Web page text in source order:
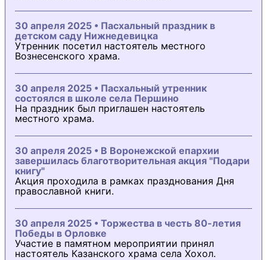
30 апреля 2025 • Пасхальный праздник в
детском саду Нижнедевицка
Утренник посетил настоятель местного
Вознесенского храма.
30 апреля 2025 • Пасхальный утренник
состоялся в школе села Першино
На праздник был приглашен настоятель
местного храма.
30 апреля 2025 • В Воронежской епархии
завершилась благотворительная акция "Подари
книгу"
Акция проходила в рамках празднования Дня
православной книги.
30 апреля 2025 • Торжества в честь 80-летия
Победы в Орловке
Участие в памятном мероприятии принял
настоятель Казанского храма села Хохол.